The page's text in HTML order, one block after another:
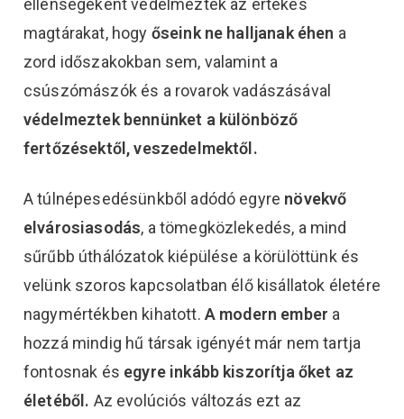
ellenségeként védelmezték az értékes
magtárakat, hogy őseink ne halljanak éhen a
zord időszakokban sem, valamint a
csúszómászók és a rovarok vadászásával
védelmeztek bennünket a különböző
fertőzésektől, veszedelmektől.
A túlnépesedésünkből adódó egyre növekvő
elvárosiasodás, a tömegközlekedés, a mind
sűrűbb úthálózatok kiépülése a körülöttünk és
velünk szoros kapcsolatban élő kisállatok életére
nagymértékben kihatott. A modern ember a
hozzá mindig hű társak igényét már nem tartja
fontosnak és egyre inkább kiszorítja őket az
életéből. Az evolúciós változás ezt az